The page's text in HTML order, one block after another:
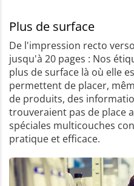
Plus de surface
De l'impression recto
jusqu'à 20 pages : Nos
plus de surface là où elle
permettent de placer,
de produits, des
trouveraient pas de place
spéciales multicouches
pratique et efficace.